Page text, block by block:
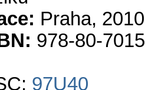
Praha, 2010
978-80-
97U40